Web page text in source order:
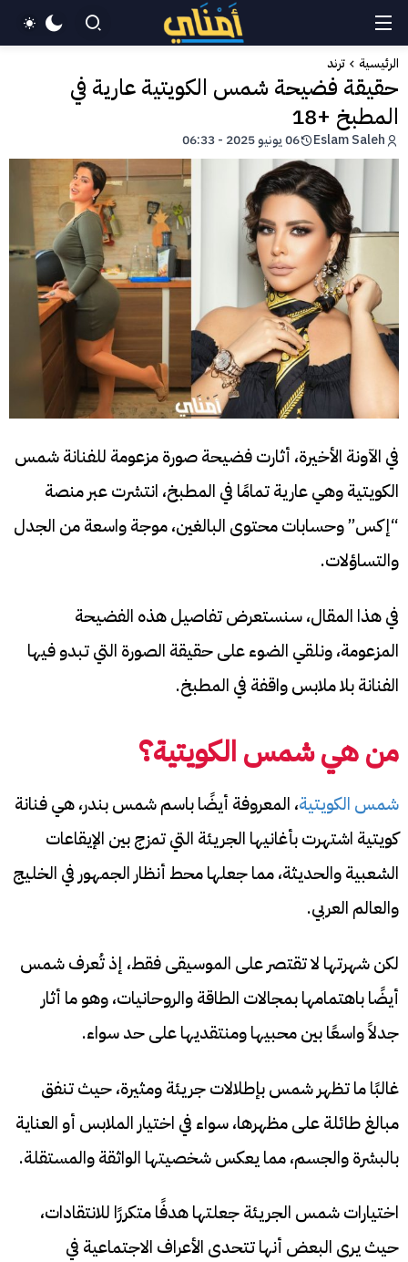
الرئيسية ترند
حقيقة فضيحة شمس الكويتية عارية في
المطبخ +18
Eslam Saleh 06 يونيو 2025 - 06:33
في الآونة الأخيرة، أثارت فضيحة صورة مزعومة للفنانة شمس
الكويتية وهي عارية تمامًا في المطبخ، انتشرت عبر منصة
“إكس” وحسابات محتوى البالغين، موجة واسعة من الجدل
والتساؤلات.
في هذا المقال، سنستعرض تفاصيل هذه الفضيحة
المزعومة، ونلقي الضوء على حقيقة الصورة التي تبدو فيها
الفنانة بلا ملابس واقفة في المطبخ.
من هي شمس الكويتية؟
شمس الكويتية، المعروفة أيضًا باسم شمس بندر، هي فنانة
كويتية اشتهرت بأغانيها الجريئة التي تمزج بين الإيقاعات
الشعبية والحديثة، مما جعلها محط أنظار الجمهور في الخليج
والعالم العربي.
لكن شهرتها لا تقتصر على الموسيقى فقط، إذ تُعرف شمس
أيضًا باهتمامها بمجالات الطاقة والروحانيات، وهو ما أثار
جدلاً واسعًا بين محبيها ومنتقديها على حد سواء.
غالبًا ما تظهر شمس بإطلالات جريئة ومثيرة، حيث تنفق
مبالغ طائلة على مظهرها، سواء في اختيار الملابس أو العناية
بالبشرة والجسم، مما يعكس شخصيتها الواثقة والمستقلة.
اختيارات شمس الجريئة جعلتها هدفًا متكررًا للانتقادات،
حيث يرى البعض أنها تتحدى الأعراف الاجتماعية في